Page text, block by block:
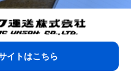
イトはこちら​